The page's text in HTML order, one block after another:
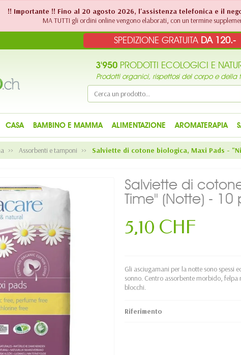
!! Importante !! Fino al 20 agosto 2026, l'assistenza telefonica e il
MA TUTTI gli ordini online vengono elaborati, con un termine
SPEDIZIONE GRATUITA DA 120.-
3'950 PRODOTTI ECOLOGICI E
Prodotti organici, rispettosi del corpo e della
CASA BAMBINO E MAMMA ALIMENTAZIONE AROMATERAPIA
Assorbenti e tamponi Salviette di cotone biologica, Maxi Pads -
Salviette di
Time" (Notte) -
5,10 CHF
Gli asciugamani per la notte sono
sonno. Centro assorbente morbido,
blocchi.
Riferimento